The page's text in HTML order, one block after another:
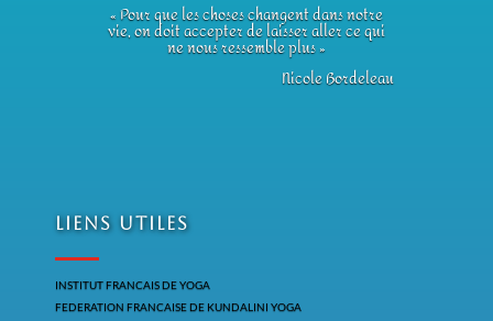
« Pour que les choses changent dans notre
vie, on doit accepter de laisser aller ce qui
ne nous ressemble plus »
Nicole Bordeleau
Liens utiles
INSTITUT FRANCAIS DE YOGA
FEDERATION FRANCAISE DE KUNDALINI YOGA